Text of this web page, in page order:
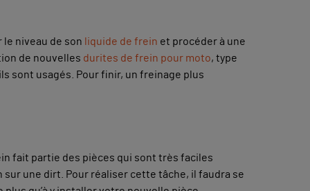
niveau de son liquide de frein et procéder à une
de nouvelles durites de frein pour moto, type
sont usagés. Pour finir, un freinage plus
fait partie des pièces qui sont très faciles
sur une dirt. Pour réaliser cette tâche, il faudra se